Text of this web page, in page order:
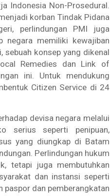
Indonesia Non-Prosedural.
korban Tindak Pidana
perlindungan PMI juga
negara memiliki kewajiban
sebuah konsep yang dikenal
Remedies dan Link of
ini. Untuk mendukung
Citizen Service di 24
devisa negara melalui
serius seperti penipuan,
yang diungkap di Batam
Perlindungan hukum
tetapi juga membutuhkan
dan instansi seperti
paspor dan pemberangkatan